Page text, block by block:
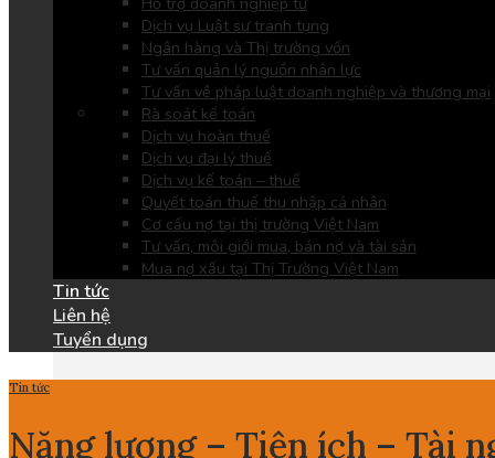
Dịch vụ Luật sư tranh tụng
Ngân hàng và Thị trường vốn
Tư vấn quản lý nguồn nhân lực
Tư vấn về pháp luật doanh nghiệp và thương mại
Rà soát kế toán
Dịch vụ hoàn thuế
Dịch vụ đại lý thuế
Dịch vụ kế toán – thuế
Quyết toán thuế thu nhập cá nhân
Cơ cấu nợ tại thị trường Việt Nam
Tư vấn, môi giới mua, bán nợ và tài sản
Mua nợ xấu tại Thị Trường Việt Nam
Tin tức
Liên hệ
Tuyển dụng
Tin tức
Năng lượng – Tiện ích – Tài